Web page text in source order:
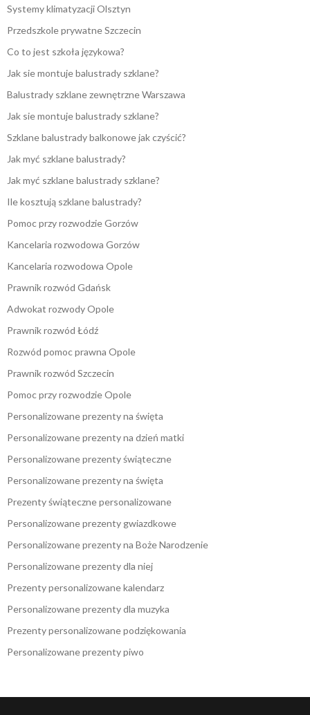
Systemy klimatyzacji Olsztyn
Przedszkole prywatne Szczecin
Co to jest szkoła językowa?
Jak sie montuje balustrady szklane?
Balustrady szklane zewnętrzne Warszawa
Jak sie montuje balustrady szklane?
Szklane balustrady balkonowe jak czyścić?
Jak myć szklane balustrady?
Jak myć szklane balustrady szklane?
Ile kosztują szklane balustrady?
Pomoc przy rozwodzie Gorzów
Kancelaria rozwodowa Gorzów
Kancelaria rozwodowa Opole
Prawnik rozwód Gdańsk
Adwokat rozwody Opole
Prawnik rozwód Łódź
Rozwód pomoc prawna Opole
Prawnik rozwód Szczecin
Pomoc przy rozwodzie Opole
Personalizowane prezenty na święta
Personalizowane prezenty na dzień matki
Personalizowane prezenty świąteczne
Personalizowane prezenty na święta
Prezenty świąteczne personalizowane
Personalizowane prezenty gwiazdkowe
Personalizowane prezenty na Boże Narodzenie
Personalizowane prezenty dla niej
Prezenty personalizowane kalendarz
Personalizowane prezenty dla muzyka
Prezenty personalizowane podziękowania
Personalizowane prezenty piwo